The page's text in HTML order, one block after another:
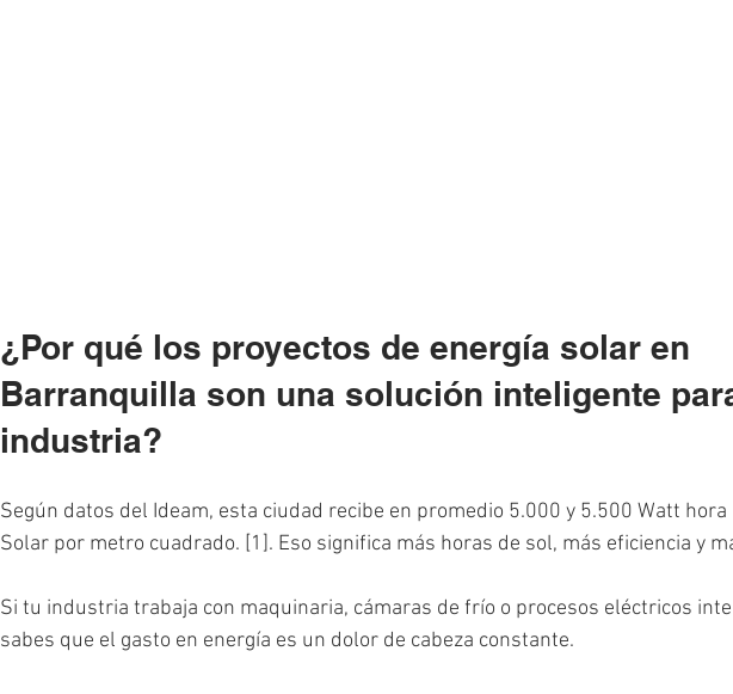
¿Por qué los proyectos de energía solar en
Barranquilla son una solución inteligente
industria?
Según datos del Ideam, esta ciudad recibe en promedio 5.000 y 5.500 Watt
Solar por metro cuadrado. [1]. Eso significa más horas de sol, más eficiencia y
Si tu industria trabaja con maquinaria, cámaras de frío o procesos eléctricos
sabes que el gasto en energía es un dolor de cabeza constante.